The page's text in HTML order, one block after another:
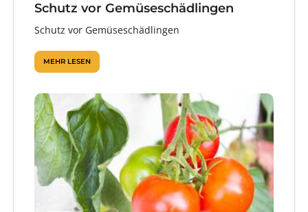
Schutz vor Gemüseschädlingen
Schutz vor Gemüseschädlingen
MEHR LESEN